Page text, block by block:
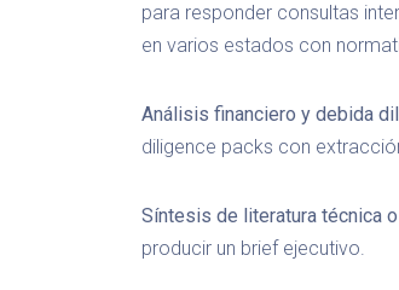
para responder consultas
en varios estados con
Análisis financiero y debida
diligence packs con
Síntesis de literatura técnica
producir un brief ejecutivo.